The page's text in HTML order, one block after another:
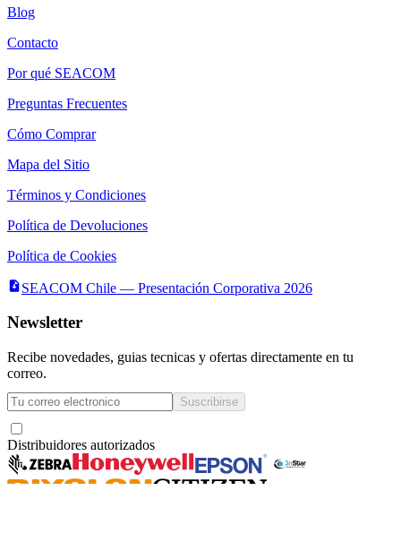
Blog
Contacto
Por qué SEACOM
Preguntas Frecuentes
Cómo Comprar
Mapa del Sitio
Términos y Condiciones
Política de Devoluciones
Política de Cookies
SEACOM Chile — Presentación Corporativa 2026
Newsletter
Recibe novedades, guias tecnicas y ofertas directamente en tu
correo.
Suscribirse
Distribuidores autorizados